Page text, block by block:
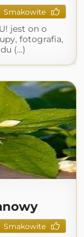
Smakowite
jest on o
fotografia,
(...)
Smakowite